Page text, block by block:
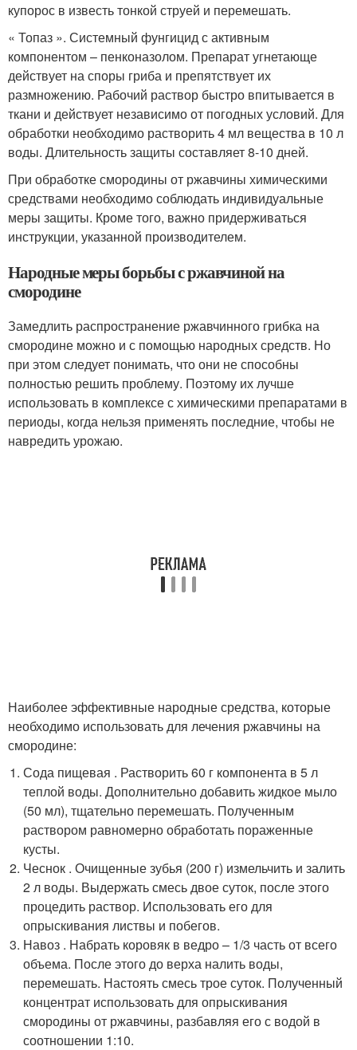
купорос в известь тонкой струей и перемешать.
« Топаз ». Системный фунгицид с активным
компонентом – пенконазолом. Препарат угнетающе
действует на споры гриба и препятствует их
размножению. Рабочий раствор быстро впитывается в
ткани и действует независимо от погодных условий. Для
обработки необходимо растворить 4 мл вещества в 10 л
воды. Длительность защиты составляет 8-10 дней.
При обработке смородины от ржавчины химическими
средствами необходимо соблюдать индивидуальные
меры защиты. Кроме того, важно придерживаться
инструкции, указанной производителем.
Народные меры борьбы с ржавчиной на
смородине
Замедлить распространение ржавчинного грибка на
смородине можно и с помощью народных средств. Но
при этом следует понимать, что они не способны
полностью решить проблему. Поэтому их лучше
использовать в комплексе с химическими препаратами в
периоды, когда нельзя применять последние, чтобы не
навредить урожаю.
Наиболее эффективные народные средства, которые
необходимо использовать для лечения ржавчины на
смородине:
Сода пищевая . Растворить 60 г компонента в 5 л
теплой воды. Дополнительно добавить жидкое мыло
(50 мл), тщательно перемешать. Полученным
раствором равномерно обработать пораженные
кусты.
Чеснок . Очищенные зубья (200 г) измельчить и залить
2 л воды. Выдержать смесь двое суток, после этого
процедить раствор. Использовать его для
опрыскивания листвы и побегов.
Навоз . Набрать коровяк в ведро – 1/3 часть от всего
объема. После этого до верха налить воды,
перемешать. Настоять смесь трое суток. Полученный
концентрат использовать для опрыскивания
смородины от ржавчины, разбавляя его с водой в
соотношении 1:10.